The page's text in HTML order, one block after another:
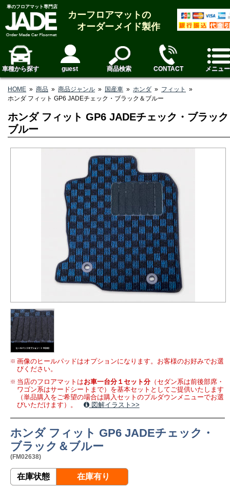
車のフロアマット専門店
カーフロアマットの
オーダーメイド製作
車種から探す guest 商品検索 CONTACT メニュー
HOME » 商品 » 商品ジャンル » 国産車 » ホンダ » フィット
»
ホンダ フィット GP6 JADEチェック・ブラック＆ブルー
ホンダ フィット GP6 JADEチェック・ブラッ
ブルー
画像のヒールパッドはオプションになります。お客様のお好みでお選
びください。
当店のフロアマットはお車一台分１セット分（セダン系は前後部席・
ワゴン系はサードシートまで）を基本セットとしてご提供いたします
（単品購入をご希望の場合は購入セットのプルダウンメニューでお選
びいただけます）。
図解イラスト>>
ホンダ フィット GP6 JADEチェック・
ブラック＆ブルー
(FM02638)
在庫状態 在庫有り